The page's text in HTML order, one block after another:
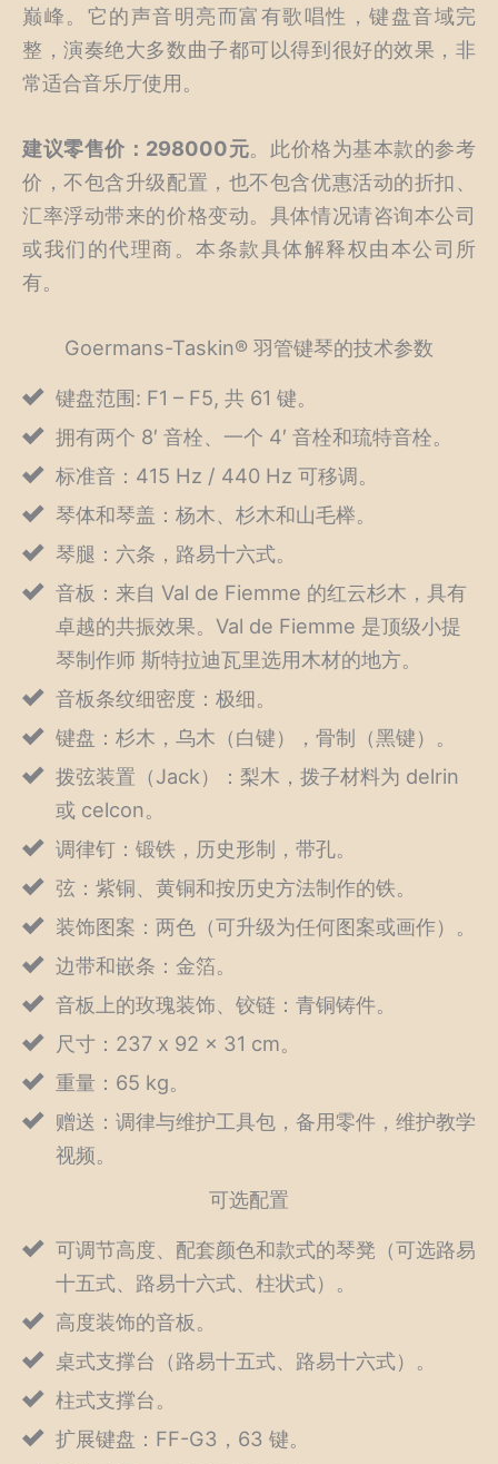
巅峰。它的声音明亮而富有歌唱性，键盘音域完
整，演奏绝大多数曲子都可以得到很好的效果，非
常适合音乐厅使用。
建议零售价：298000元。此价格为基本款的参考
价，不包含升级配置，也不包含优惠活动的折扣、
汇率浮动带来的价格变动。具体情况请咨询本公司
或我们的代理商。本条款具体解释权由本公司所
有。
Goermans-Taskin® 羽管键琴的技术参数
键盘范围: F1 – F5, 共 61 键。
拥有两个 8′ 音栓、一个 4′ 音栓和琉特音栓。
标准音：415 Hz / 440 Hz 可移调。
琴体和琴盖：杨木、杉木和山毛榉。
琴腿：六条，路易十六式。
音板：来自 Val de Fiemme 的红云杉木，具有
卓越的共振效果。Val de Fiemme 是顶级小提
琴制作师 斯特拉迪瓦里选用木材的地方。
音板条纹细密度：极细。
键盘：杉木，乌木（白键），骨制（黑键）。
拨弦装置（Jack）：梨木，拨子材料为 delrin
或 celcon。
调律钉：锻铁，历史形制，带孔。
弦：紫铜、黄铜和按历史方法制作的铁。
装饰图案：两色（可升级为任何图案或画作）。
边带和嵌条：金箔。
音板上的玫瑰装饰、铰链：青铜铸件。
尺寸：237 x 92 x 31 cm。
重量：65 kg。
赠送：调律与维护工具包，备用零件，维护教学
视频。
可选配置
可调节高度、配套颜色和款式的琴凳（可选路易
十五式、路易十六式、柱状式）。
高度装饰的音板。
桌式支撑台（路易十五式、路易十六式）。
柱式支撑台。
扩展键盘：FF-G3，63 键。